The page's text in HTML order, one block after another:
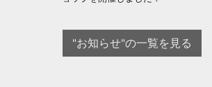
"お知らせ"の一覧を見る